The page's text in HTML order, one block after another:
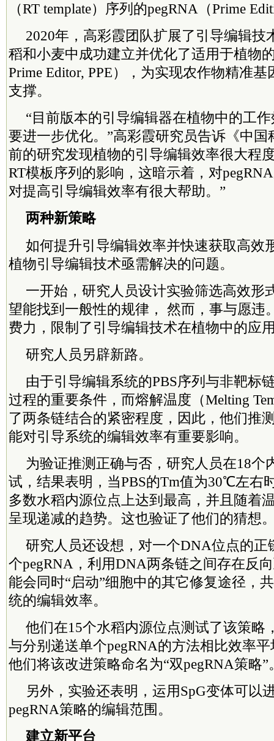
（RT template）序列的pegRNA（Prime
2020年，高彩霞团队扩展了引导编辑技
稻和小麦中成功建立并优化了适用于植物
Prime Editor, PPE），为实现农作物精准
支撑。
“目前版本的引导编辑器在植物中的工
要进一步优化。”高彩霞研究员告诉《中国
前的研究发现植物的引导编辑效率很大程
RT模板序列的影响，这暗示着，对
对提高引导编辑效率有很大帮助。”
两种新策略
如何提升引导编辑效率并快速获取高效
植物引导编辑技术亟需解决的问题。
一开始，研究人员设计实验筛选高效形
望能找到一般性的规律， 然而，事与愿违
费力，限制了引导编辑技术在植物中的应
研究人员另辟新路。
由于引导编辑系统的PBS序列与非靶标
过程的重要条件，而熔解温度（Melting
了两条链结合的紧密程度，因此，他们推
能对引导系统的编辑效率有重要影响。
为验证推测正确与否，研究人员在18个
试，结果表明，当PBS的Tm值为30℃左右
多数水稻内源位点上达到最高，并且随着
呈现递减的趋势。这也验证了他们的猜想
研究人员还设想，对一个DNA位点的正
个pegRNA，利用DNA两条链之间存在反
能会同时“启动”细胞中的其它修复途径，
统的编辑效率。
他们在15个水稻内源位点测试了该策略
与分别递送单个pegRNA的方法相比效率
他们将该改进策略命名为“双pegRNA策略”
另外，实验还表明，运用SpG变体可以
pegRNA策略的编辑范围。
建立新平台